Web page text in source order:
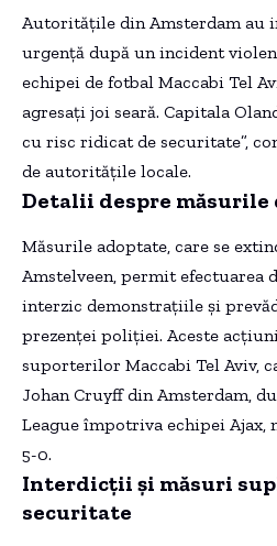
Autoritățile din Amsterdam au
urgență după un incident
echipei de fotbal Maccabi Tel
agresați joi seară. Capitala
cu risc ridicat de securitate”,
de autoritățile locale.
Detalii despre măsurile
Măsurile adoptate, care se
Amstelveen, permit efectuarea
interzic demonstrațiile și
prezenței poliției. Aceste
suporterilor Maccabi Tel Aviv,
Johan Cruyff din Amsterdam,
League împotriva echipei Ajax,
5-0.
Interdicții și măsuri
securitate